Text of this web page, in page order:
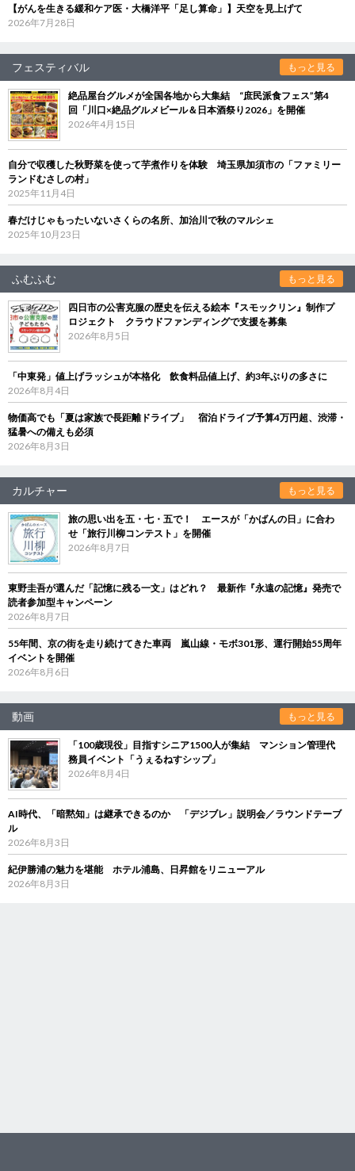
【がんを生きる緩和ケア医・大橋洋平「足し算命」】天空を見上げて
2026年7月28日
フェスティバル もっと見る
絶品屋台グルメが全国各地から大集結 “庶民派食フェス”第4
回「川口×絶品グルメビール＆日本酒祭り2026」を開催
2026年4月15日
自分で収穫した秋野菜を使って芋煮作りを体験 埼玉県加須市の「ファミリー
ランドむさしの村」
2025年11月4日
春だけじゃもったいないさくらの名所、加治川で秋のマルシェ
2025年10月23日
ふむふむ もっと見る
四日市の公害克服の歴史を伝える絵本『スモックリン』制作プ
ロジェクト クラウドファンディングで支援を募集
2026年8月5日
「中東発」値上げラッシュが本格化 飲食料品値上げ、約3年ぶりの多さに
2026年8月4日
物価高でも「夏は家族で長距離ドライブ」 宿泊ドライブ予算4万円超、渋滞・
猛暑への備えも必須
2026年8月3日
カルチャー もっと見る
旅の思い出を五・七・五で！ エースが「かばんの日」に合わ
せ「旅行川柳コンテスト」を開催
2026年8月7日
東野圭吾が選んだ「記憶に残る一文」はどれ？ 最新作『永遠の記憶』発売で
読者参加型キャンペーン
2026年8月7日
55年間、京の街を走り続けてきた車両 嵐山線・モボ301形、運行開始55周年
イベントを開催
2026年8月6日
動画 もっと見る
「100歳現役」目指すシニア1500人が集結 マンション管理代
務員イベント「うぇるねすシップ」
2026年8月4日
AI時代、「暗黙知」は継承できるのか 「デジブレ」説明会／ラウンドテーブ
ル
2026年8月3日
紀伊勝浦の魅力を堪能 ホテル浦島、日昇館をリニューアル
2026年8月3日